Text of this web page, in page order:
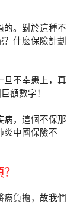
的。對於這種不
什麼保險計劃
旦不幸患上，真
額數字！
病，這個不保那
炎中國保險不
療負擔，故我們